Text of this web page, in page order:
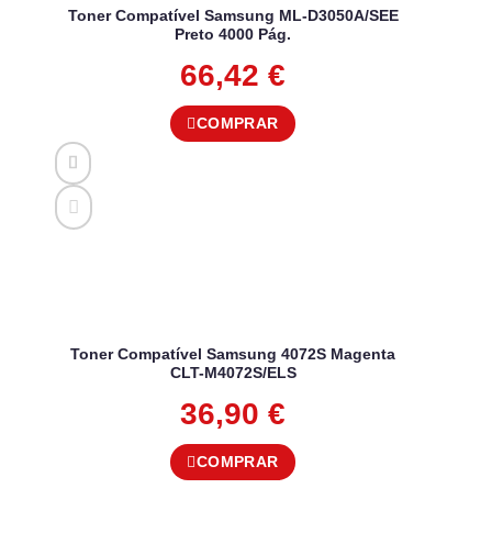
Toner Compatível Samsung ML-D3050A/SEE
Preto 4000 Pág.
66,42 €
COMPRAR
Toner Compatível Samsung 4072S Magenta
CLT-M4072S/ELS
36,90 €
COMPRAR